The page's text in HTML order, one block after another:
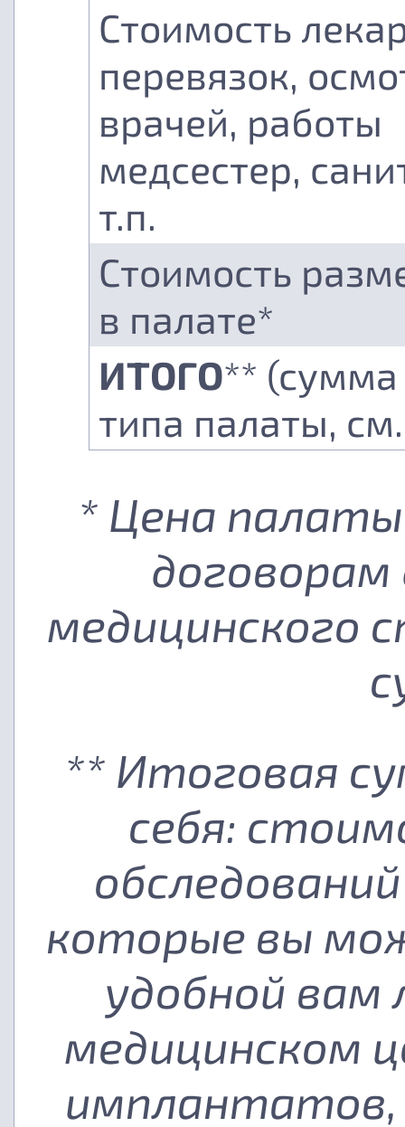
Стоимость
перевязок,
врачей, работы
медсестер,
т.п.
Стоимость
в палате*
ИТОГО** (сумма
типа палаты,
* Цена
договорам
медицинского
** Итоговая
себя:
которые вы
удобной вам
медицинском